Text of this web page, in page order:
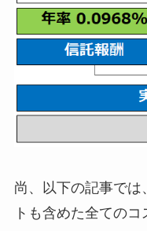
尚、以下の記事では
トも含めた全てのコ